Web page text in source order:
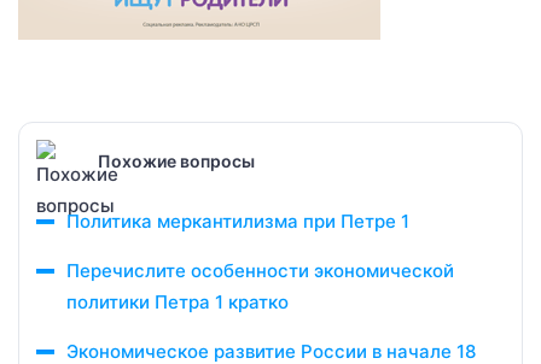
Похожие вопросы
Политика меркантилизма при Петре 1
Перечислите особенности экономической
политики Петра 1 кратко
Экономическое развитие России в начале 18